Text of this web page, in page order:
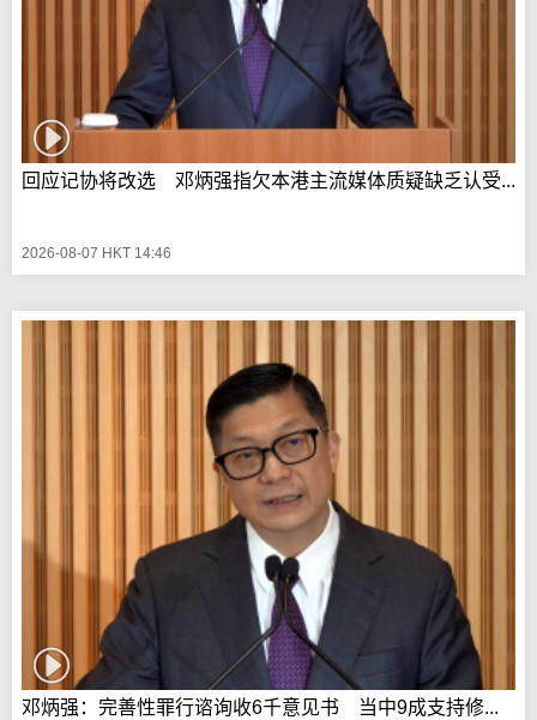
回应记协将改选 邓炳强指欠本港主流媒体质疑缺乏认受...
2026-08-07 HKT 14:46
邓炳强：完善性罪行谘询收6千意见书 当中9成支持修...